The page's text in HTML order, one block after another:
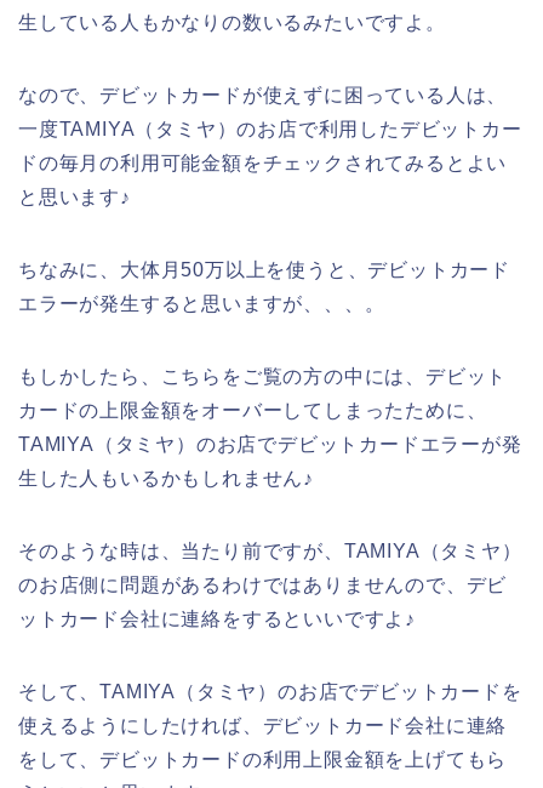
生している人もかなりの数いるみたいですよ。
なので、デビットカードが使えずに困っている人は、
一度TAMIYA（タミヤ）のお店で利用したデビットカー
ドの毎月の利用可能金額をチェックされてみるとよい
と思います♪
ちなみに、大体月50万以上を使うと、デビットカード
エラーが発生すると思いますが、、、。
もしかしたら、こちらをご覧の方の中には、デビット
カードの上限金額をオーバーしてしまったために、
TAMIYA（タミヤ）のお店でデビットカードエラーが発
生した人もいるかもしれません♪
そのような時は、当たり前ですが、TAMIYA（タミヤ）
のお店側に問題があるわけではありませんので、デビ
ットカード会社に連絡をするといいですよ♪
そして、TAMIYA（タミヤ）のお店でデビットカードを
使えるようにしたければ、デビットカード会社に連絡
をして、デビットカードの利用上限金額を上げてもら